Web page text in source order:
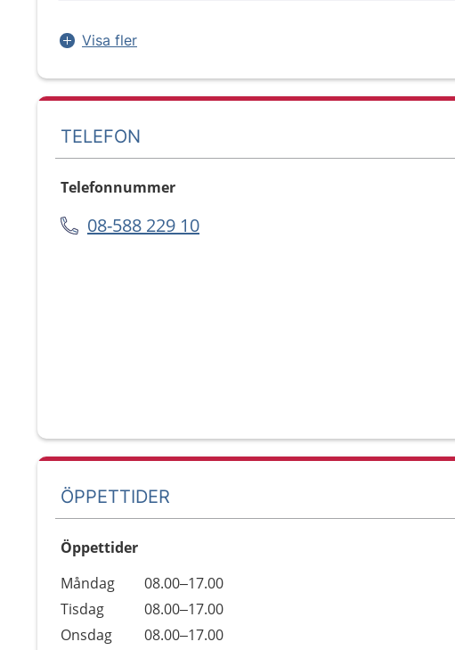
Visa fler
TELEFON
Telefonnummer
08-588 229 10
ÖPPETTIDER
Öppettider
Dag
Öppettider
Kommentarer
Måndag
08.00–17.00
Tisdag
08.00–17.00
Onsdag
08.00–17.00